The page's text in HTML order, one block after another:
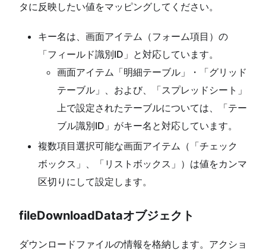
タに反映したい値をマッピングしてください。
キー名は、画面アイテム（フォーム項目）の
「フィールド識別ID」と対応しています。
画面アイテム「明細テーブル」・「グリッド
テーブル」、および、「スプレッドシート」
上で設定されたテーブルについては、「テー
ブル識別ID」がキー名と対応しています。
複数項目選択可能な画面アイテム（「チェック
ボックス」、「リストボックス」）は値をカンマ
区切りにして設定します。
fileDownloadDataオブジェクト
ダウンロードファイルの情報を格納します。アクショ